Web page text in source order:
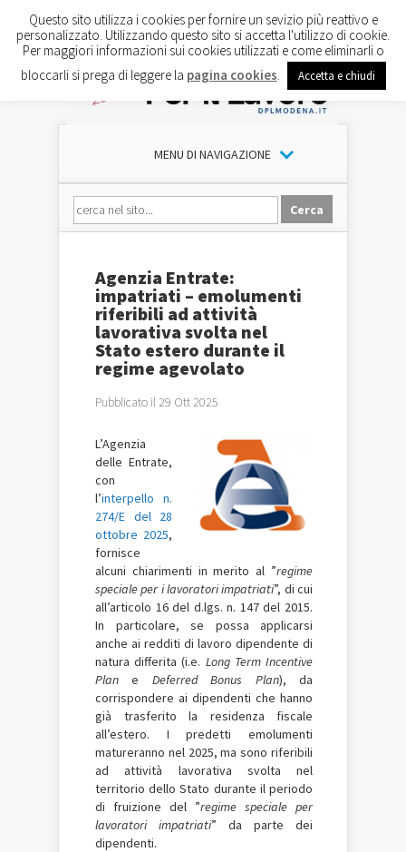
MENU DI NAVIGAZIONE
Agenzia Entrate:
impatriati – emolumenti
riferibili ad attività
lavorativa svolta nel
Stato estero durante il
regime agevolato
Pubblicato il 29 Ott 2025
L’Agenzia
delle Entrate,
con
l’interpello n.
274/E del 28
ottobre 2025,
fornisce
alcuni chiarimenti in merito al ”regime
speciale per i lavoratori impatriati”, di cui
all’articolo 16 del d.lgs. n. 147 del 2015.
In particolare, se possa applicarsi
anche ai redditi di lavoro dipendente di
natura differita (i.e. Long Term Incentive
Plane Deferred Bonus Plan), da
corrispondere ai dipendenti che hanno
già trasferito la residenza fiscale
all’estero. I predetti emolumenti
matureranno nel 2025, ma sono riferibili
ad attività lavorativa svolta nel
territorio dello Stato durante il periodo
di fruizione del ”regime speciale per
lavoratori impatriati” da parte dei
dipendenti.
Questo sito utilizza i cookies per fornire un sevizio più reattivo e
personalizzato. Utilizzando questo sito si accetta l'utilizzo di cookie.
Per maggiori informazioni sui cookies utilizzati e come eliminarli o
bloccarli si prega di leggere la pagina cookies Accetta e chiudi